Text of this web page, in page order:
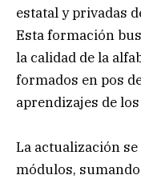
estatal y privadas
Esta formación
la calidad de la
formados en pos
aprendizajes de
La actualización
módulos,